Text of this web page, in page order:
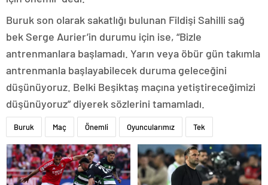
Buruk son olarak sakatlığı bulunan Fildişi Sahilli sağ
bek Serge Aurier’in durumu için ise, “Bizle
antrenmanlara başlamadı. Yarın veya öbür gün takımla
antrenmanla başlayabilecek duruma geleceğini
düşünüyoruz. Belki Beşiktaş maçına yetiştireceğimizi
düşünüyoruz” diyerek sözlerini tamamladı.
Buruk Maç Önemli Oyuncularımız Tek